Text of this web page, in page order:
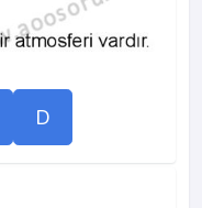
D